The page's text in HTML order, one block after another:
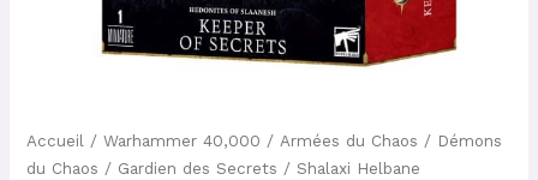
Accueil /Warhammer 40,000 /Armées du Chaos / Démons
du Chaos / Gardien des Secrets / Shalaxi Helbane